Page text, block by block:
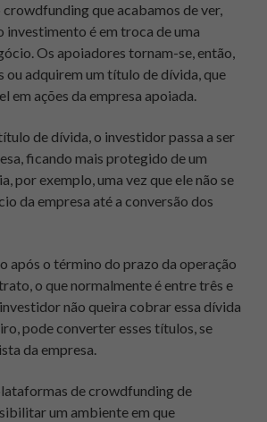
que acabamos de ver,
investimento é em troca de uma
Os apoiadores tornam-se, então,
ou adquirem um título de dívida, que
em ações da empresa apoiada.
de dívida, o investidor passa a ser
ficando mais protegido de um
por exemplo, uma vez que ele não se
da empresa até a conversão dos
após o término do prazo da operação
o que normalmente é entre três e
não queira cobrar essa dívida
pode converter esses títulos, se
da empresa.
de crowdfunding de
um ambiente em que